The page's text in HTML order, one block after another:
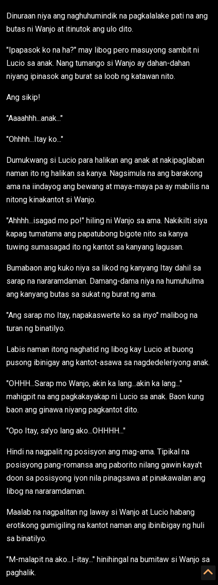
Dinuraan niya ang naghuhumindik na pagkalalake pati na ang
butas ni Wanjo at itinutok ang ulo dito.
"Ipapasok ko na ha?" may libog pero masuyong sambit ni
Lucio sa anak. Nang tumango si Wanjo ay dahan-dahan
niyang ipinasok ang burat sa loob ng katawan nito.
Ang sikip!
"Aaaahhh...anak..."
"Ohhhh...Itay ko..."
Dumukwang si Lucio para halikan ang anak at nakipaglaban
naman ito ng halikan sa kanya. Nagsimula na ang barakong
ama na iindayog ang bewang at maya-maya pa ay mabilis na
nitong kinakantot si Wanjo.
"Ahhhh...isagad mo po!" hiling ni Wanjo sa ama. Nakikilti siya
kapag tumatama ang papatubong bigote nito sa kanya
tuwing sumasagad ito ng kantot sa kanyang lagusan.
Bumabaon ang kuko niya sa likod ng kanyang Itay dahil sa
sarap na nararamdaman. Damang-dama niya na humuhulma
ang kanyang butas sa sukat ng burat ng ama.
"Ang sarap mo Itay, napakaswerte ko sa inyo" malibog na
turan ng binatilyo.
Labis naman itong naghatid ng libog kay Lucio at buong
pusong ibinigay ang kantot-asawa sa nagdedeleriyong anak.
"OHHH...Sarap mo Wanjo, akin ka lang...akin ka lang..."
mahigpit na ang pagkakayakap ni Lucio sa anak. Baon kung
baon ang ginawa niyang pagkantot dito.
"Opo Itay, sa'yo lang ako...OHHHH..."
Hindi na nagpalit ng posisyon ang mag-ama. Tipikal na
posisyong pang-romansa ang paborito nilang gawin kaya't
doon sa posisyong iyon nila pinagsawa at pinakawalan ang
libog na nararamdaman.
Maalab na nagpalitan ng laway si Wanjo at Lucio habang
erotikong gumigiling na kantot naman ang ibinibigay ng huli
sa binatilyo.
"M-malapit na ako...I-itay..." hinihingal na bumitaw si Wanjo sa
paghalik.